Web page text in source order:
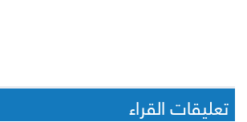
تعليقات القراء